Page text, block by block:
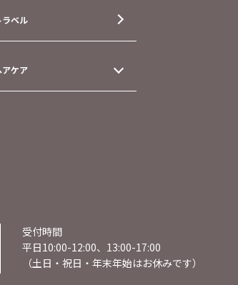
ラベル
アケア
受付時間
平日10:00-12:00、13:00-17:00
（土日・祝日・年末年始はお休みです）